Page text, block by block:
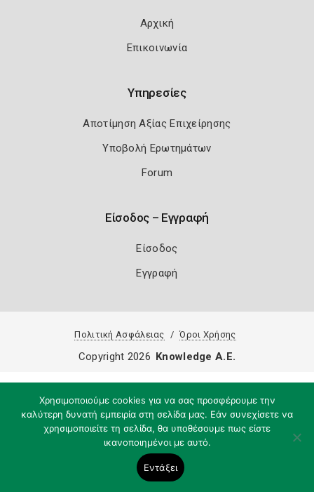
Αρχική
Επικοινωνία
Υπηρεσίες
Αποτίμηση Αξίας Επιχείρησης
Υποβολή Ερωτημάτων
Forum
Είσοδος – Εγγραφή
Είσοδος
Εγγραφή
Πολιτική Ασφάλειας Όροι Χρήσης
Χρησιμοποιούμε cookies για να σας προσφέρουμε την
καλύτερη δυνατή εμπειρία στη σελίδα μας. Εάν συνεχίσετε να
χρησιμοποιείτε τη σελίδα, θα υποθέσουμε πως είστε
ικανοποιημένοι με αυτό.
Εντάξει
Copyright 2026 Knowledge A.E.